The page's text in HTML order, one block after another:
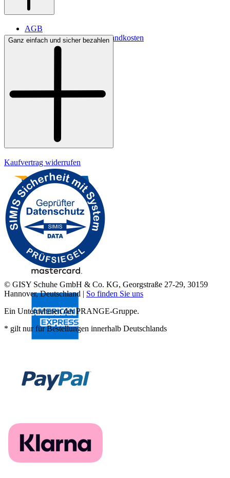
AGB
Lieferbedingungen & Versandkosten
Bezahlung
Ganz einfach und sicher bezahlen
Kaufvertrag widerrufen
© GISY Schuhe GmbH & Co. KG, Georgstraße 27-29, 30159
Hannover, Deutschland | So finden Sie uns
Ein Unternehmen der PRANGE-Gruppe.
* gilt nur für Bestellungen innerhalb Deutschlands